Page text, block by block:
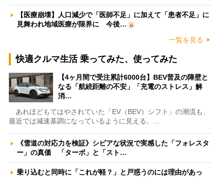
【医療崩壊】人口減少で「医師不足」に加えて「患者不足」に
見舞われ地域医療が限界に 今後…
一覧を見る
快適クルマ生活 乗ってみた、使ってみた
【4ヶ月間で受注累計6000台】BEV普及の障壁と
なる「航続距離の不安」「充電のストレス」解
消…
あれほどもてはやされていた「EV（BEV）シフト」の潮流も、
最近では減速基調になっているように見える。…
《雪道の対応力を検証》シビアな状況で実感した「フォレスタ
ー」の真価 「ターボ」と「スト…
乗り込むと同時に「これが軽？」と戸惑うのには理由があっ